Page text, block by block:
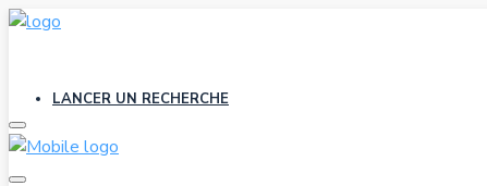
LANCER UN RECHERCHE